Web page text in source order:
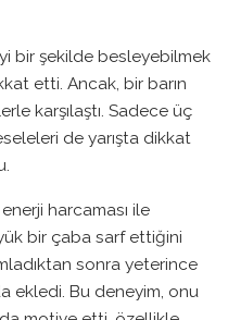
bir şekilde besleyebilmek
etti. Ancak, bir barın
karşılaştı. Sadece üç
de yarışta dikkat
harcaması ile
bir çaba sarf ettiğini
sonra yeterince
ekledi. Bu deneyim, onu